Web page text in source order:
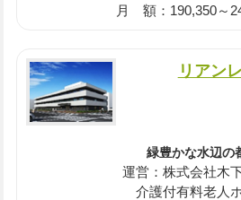
月 額：190,350～
リアン
緑豊かな水辺の
運営：株式会社木
介護付有料老人